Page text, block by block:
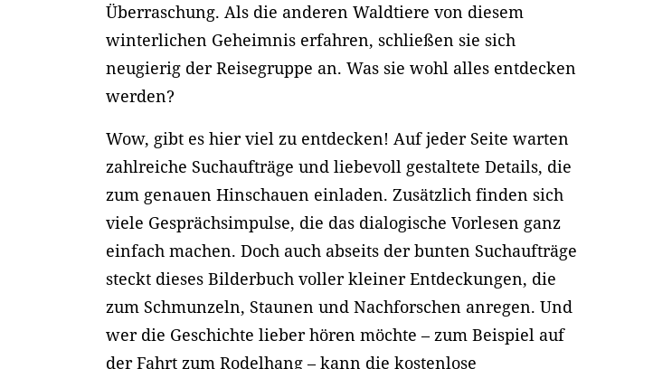
Überraschung. Als die anderen Waldtiere von diesem
winterlichen Geheimnis erfahren, schließen sie sich
neugierig der Reisegruppe an. Was sie wohl alles entdecken
werden?
Wow, gibt es hier viel zu entdecken! Auf jeder Seite warten
zahlreiche Suchaufträge und liebevoll gestaltete Details, die
zum genauen Hinschauen einladen. Zusätzlich finden sich
viele Gesprächsimpulse, die das dialogische Vorlesen ganz
einfach machen. Doch auch abseits der bunten Suchaufträge
steckt dieses Bilderbuch voller kleiner Entdeckungen, die
zum Schmunzeln, Staunen und Nachforschen anregen. Und
wer die Geschichte lieber hören möchte – zum Beispiel auf
der Fahrt zum Rodelhang – kann die kostenlose